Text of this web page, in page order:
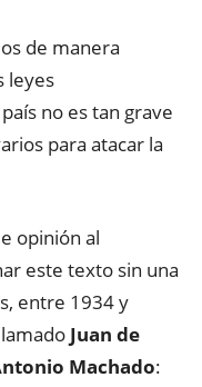
de manera
leyes
no es tan grave
para atacar la
opinión al
este texto sin una
entre 1934 y
Juan de
Machado: